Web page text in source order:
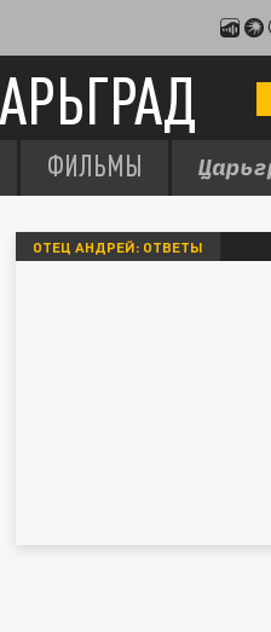
ФИЛЬМЫ
ОТЕЦ АНДРЕЙ: ОТВЕТЫ